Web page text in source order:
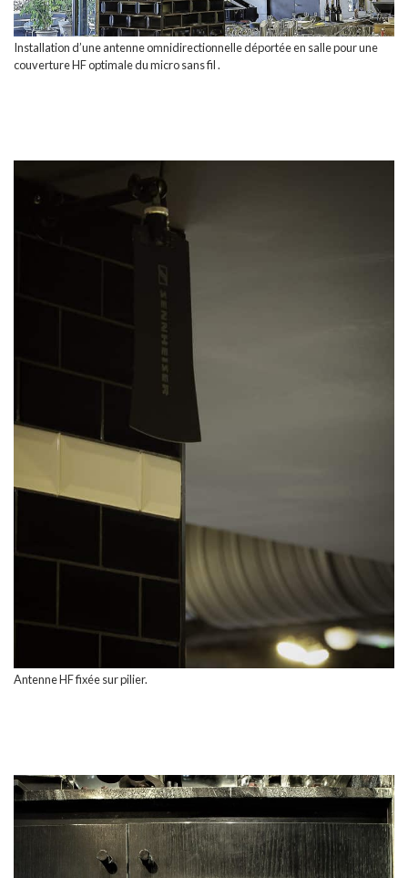
Installation d’une antenne omnidirectionnelle déportée en salle pour une
couverture HF optimale du micro sans fil .
Antenne HF fixée sur pilier.